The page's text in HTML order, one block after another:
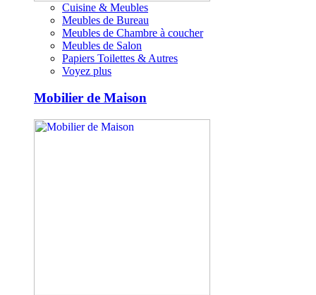
Cuisine & Meubles
Meubles de Bureau
Meubles de Chambre à coucher
Meubles de Salon
Papiers Toilettes & Autres
Voyez plus
Mobilier de Maison